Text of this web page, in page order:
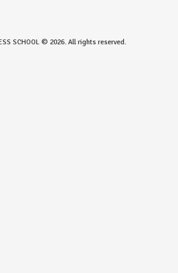
SCHOOL © 2026. All rights reserved.